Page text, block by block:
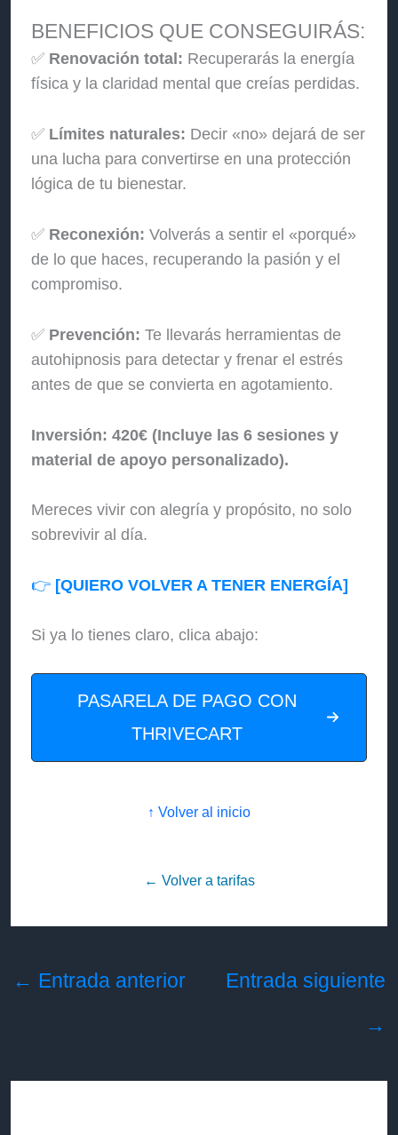
BENEFICIOS QUE CONSEGUIRÁS:
✅ Renovación total: Recuperarás la energía
física y la claridad mental que creías perdidas.
✅ Límites naturales: Decir «no» dejará de ser
una lucha para convertirse en una protección
lógica de tu bienestar.
✅ Reconexión: Volverás a sentir el «porqué»
de lo que haces, recuperando la pasión y el
compromiso.
✅ Prevención: Te llevarás herramientas de
autohipnosis para detectar y frenar el estrés
antes de que se convierta en agotamiento.
Inversión: 420€ (Incluye las 6 sesiones y
material de apoyo personalizado).
Mereces vivir con alegría y propósito, no solo
sobrevivir al día.
👉 [QUIERO VOLVER A TENER ENERGÍA]
Si ya lo tienes claro, clica abajo:
PASARELA DE PAGO CON
THRIVECART
↑ Volver al inicio
← Volver a tarifas
← Entrada anterior
Entrada siguiente
→